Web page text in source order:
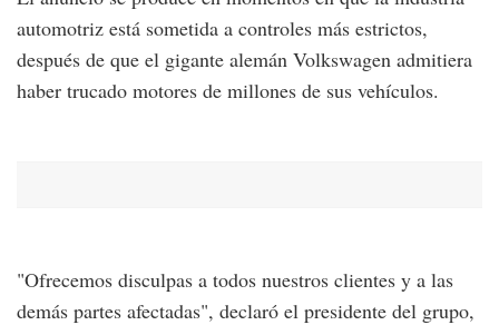
automotriz está sometida a controles más estrictos,
después de que el gigante alemán Volkswagen admitiera
haber trucado motores de millones de sus vehículos.
"Ofrecemos disculpas a todos nuestros clientes y a las
demás partes afectadas", declaró el presidente del grupo,